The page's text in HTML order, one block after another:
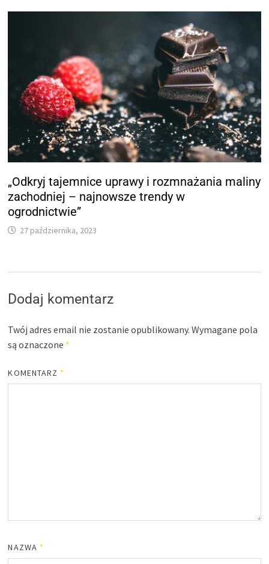
„Odkryj tajemnice uprawy i rozmnażania maliny
zachodniej – najnowsze trendy w
ogrodnictwie”
27 października, 2023
Dodaj komentarz
Twój adres email nie zostanie opublikowany. Wymagane pola
są oznaczone *
KOMENTARZ *
NAZWA *